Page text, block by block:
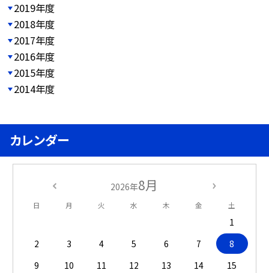
2019年度
2018年度
2017年度
2016年度
2015年度
2014年度
カレンダー
2026年8月
日 月 火 水 木 金 土
1
2
3 4 5 6 7
8
9
10 11 12 13 14
15